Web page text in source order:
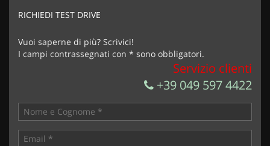
Invia la tua richiesta
RICHIEDI TEST DRIVE
Vuoi saperne di più? Scrivici!
I campi contrassegnati con * sono obbligatori.
Servizio clienti
+39 049 597 4422